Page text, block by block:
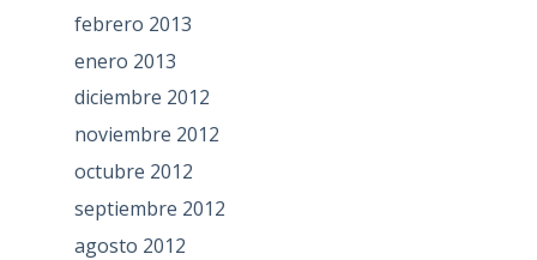
febrero 2013
enero 2013
diciembre 2012
noviembre 2012
octubre 2012
septiembre 2012
agosto 2012